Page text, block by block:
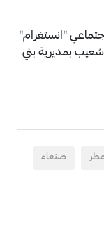
"انستغرام"
شعيب بمديرية بني
صنعاء